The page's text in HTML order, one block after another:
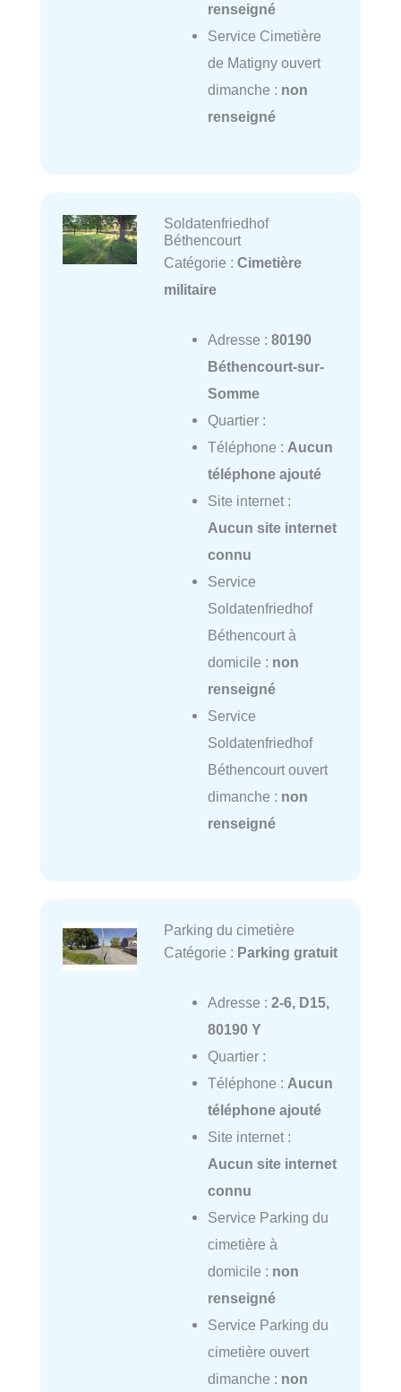
renseigné
Service Cimetière
de Matigny ouvert
dimanche : non
renseigné
Soldatenfriedhof
Béthencourt
Catégorie : Cimetière
militaire
Adresse : 80190
Béthencourt-sur-
Somme
Quartier :
Téléphone : Aucun
téléphone ajouté
Site internet :
Aucun site internet
connu
Service
Soldatenfriedhof
Béthencourt à
domicile : non
renseigné
Service
Soldatenfriedhof
Béthencourt ouvert
dimanche : non
renseigné
Parking du cimetière
Catégorie : Parking gratuit
Adresse : 2-6, D15,
80190 Y
Quartier :
Téléphone : Aucun
téléphone ajouté
Site internet :
Aucun site internet
connu
Service Parking du
cimetière à
domicile : non
renseigné
Service Parking du
cimetière ouvert
dimanche : non